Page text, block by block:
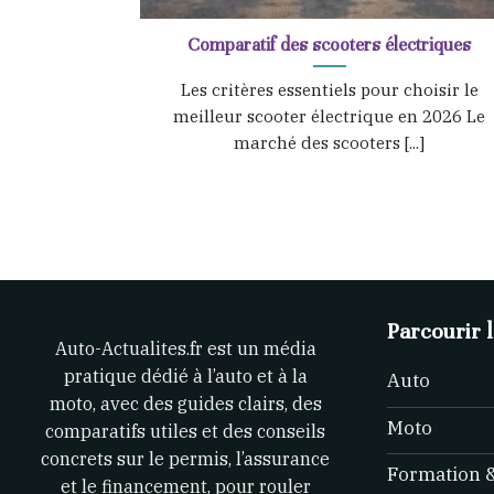
Comparatif des scooters électriques
Les critères essentiels pour choisir le
meilleur scooter électrique en 2026 Le
marché des scooters [...]
Auto-Actualites.fr est un média
pratique dédié à l’auto et à la
moto, avec des guides clairs, des
comparatifs utiles et des conseils
concrets sur le permis, l’assurance
et le financement, pour rouler
Parcourir
Auto
Moto
Formation